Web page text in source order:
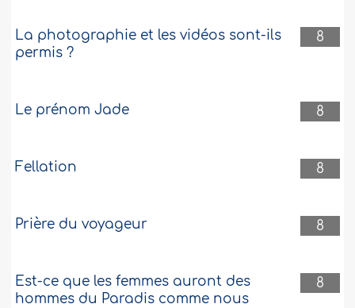
8
La photographie et les vidéos sont-ils
permis ?
8
Le prénom Jade
8
Fellation
8
Prière du voyageur
8
Est-ce que les femmes auront des
hommes du Paradis comme nous